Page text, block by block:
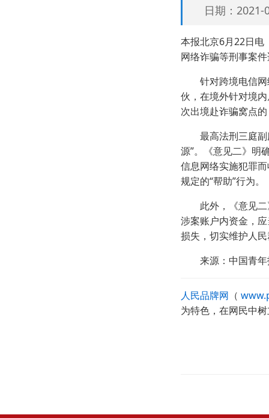
日期：2021-
本报北京6月22日电
网络诈骗等刑事案
针对跨境电信网
伙，在境外针对境
次出境赴诈骗窝点
最高法刑三庭副庭
源”。《意见二》明
信息网络实施犯罪
规定的“帮助”行为。
此外，《意见二
涉案账户内资金，
损失，切实维护人
来源：中国青
人民品牌网 （
为特色，在网民中